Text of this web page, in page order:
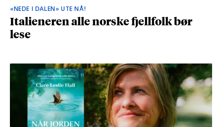
«NEDE I DALEN» UTE NÅ!
Italieneren alle norske fjellfolk bør
lese